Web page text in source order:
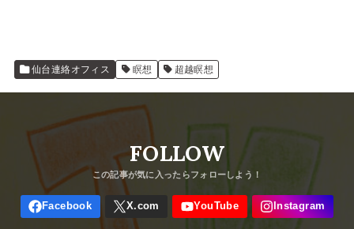
仙台連絡オフィス 瞑想 超越瞑想
FOLLOW